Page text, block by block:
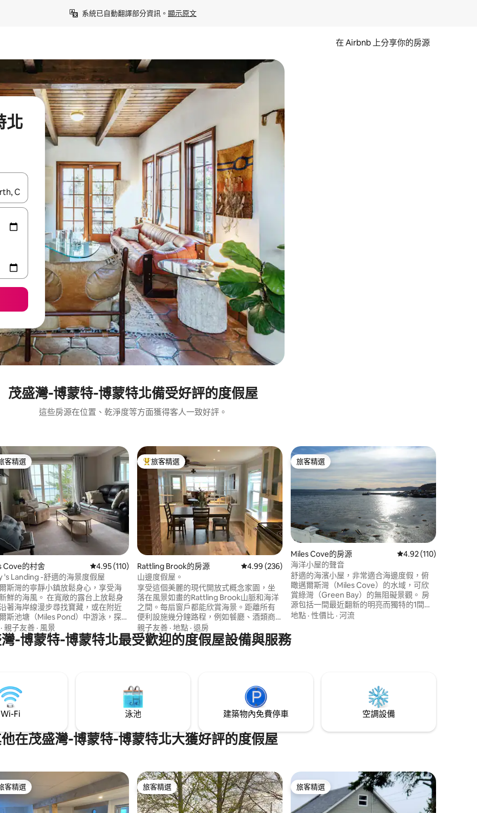
系統已自動翻譯部分資訊。 顯示原文
在 Airbnb 上分享你的房源
北
點、滑動裝置。
茂盛灣-博蒙特-博蒙特北備受好評的度假屋
這些房源在位置、乾淨度等方面獲得客人一致好評。
4.88 的平均評分（滿分 5 分）
精選榜首
客精選
Cove的村舍 從 110 則評價中獲得 4.95 的平均評分（滿分 5 分）
4.95 (110)
's Landing -舒適的海景度假屋
斯灣的寧靜小鎮放鬆身心，享受海
鮮的海風。 在寬敞的露台上放鬆身
著海岸線漫步尋找寶藏，或在附近
斯池塘（Miles Pond）中游泳，探索
美的步道。 從碼頭出發，開始您的
釣魚之旅，然後享受季節性的漿果
或觀看雄偉的冰山漂流。 在火堆旁
· 親子友善 · 風景
旅客精選榜首
旅客精選
Rattling Brook的房源 從 236 則評價中獲得 4.99 的平均評分（滿分 5 分）
4.99 (236)
山邊度假屋。
享受這個美麗的現代開放式概念家園，坐
落在風景如畫的Rattling Brook山脈和海洋
之間。每扇窗戶都能欣賞海景。距離所有
便利設施幾分鐘路程，例如餐廳、酒類商
店、雜貨店、禮品店、社區船舶發射、3條
不同難度的美麗徒步道。寵物友善，需支
付押金。2 間臥室，1 間特大床，1 間雙人
親子友善 · 地點 · 退房
旅客精選
旅客精選
Miles Cove的房源 從 110 則評價中獲得
4.92 (110)
海洋小屋的聲音
舒適的海濱小屋，非常適合海邊度假，俯
瞰邁爾斯灣（Miles Cove）的水域，可欣
賞綠灣（Green Bay）的無阻礙景觀。 房
源包括一間最近翻新的明亮而獨特的1間臥
室小屋，配有起居區和用餐廚房，均可欣
的大部分時間享受水景和充足的陽光。 小
屋設有全套衛浴，配有浴缸和淋浴間。 房
地點 · 性價比 · 河流
-博蒙特-博蒙特北最受歡迎的度假屋設備與服務
Wi-Fi 泳池 建築物內免費停車 空調設備
在茂盛灣-博蒙特-博蒙特北大獲好評的度假屋
精選榜首
客精選 旅客精選
旅客精選 旅客精選
旅客精選